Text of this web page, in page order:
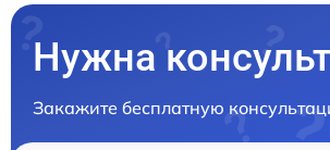
Нужна
Закажите бесплатную